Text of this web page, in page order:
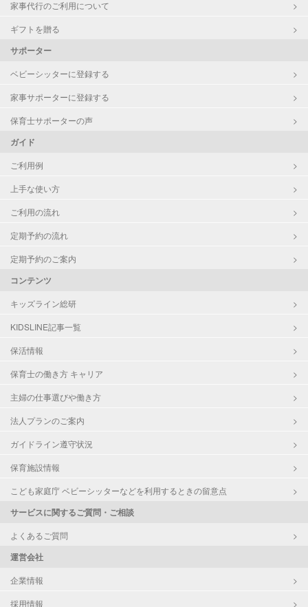
レッスン
定期予約
お子様の撮影
（定期特典）
家事代行のご利用について
ギフトを贈る
サポーター
ベビーシッターに登録する
家事サポーターに登録する
保育士サポーターの声
ガイド
ご利用例
上手な使い方
ご利用の流れ
定期予約の流れ
定期予約のご案内
コンテンツ
キッズライン総研
KIDSLINE記事一覧
保活情報
保育士の働き方 キャリア
主婦の仕事選びや働き方
法人プランのご案内
ガイドライン遵守状況
保育施設情報
こども家庭庁 ベビーシッターなどを利用するときの留意点
サービスに関するご質問・ご相談
よくあるご質問
運営会社
企業情報
採用情報